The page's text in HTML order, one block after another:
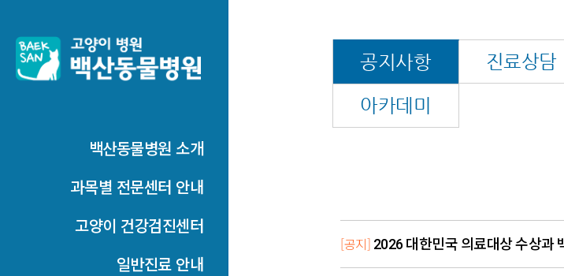
백산동물병원 소개
과목별 전문센터 안내
고양이 건강검진센터
일반진료 안내
공지사항 진료상담
아카데미
[공지] 2026 대한민국 의료대상 수상과